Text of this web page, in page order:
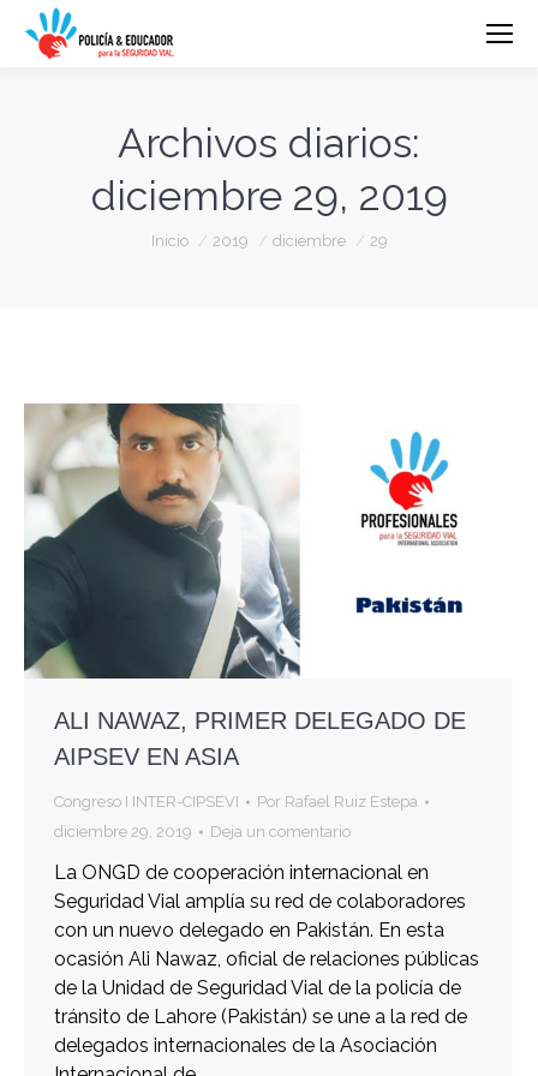
Archivos diarios:
diciembre 29, 2019
Estás aquí:
Inicio 2019 diciembre 29
ALI NAWAZ, PRIMER DELEGADO DE
AIPSEV EN ASIA
Congreso I INTER-CIPSEVI Por Rafael Ruiz Estepa
diciembre 29, 2019
Deja un comentario
La ONGD de cooperación internacional en
Seguridad Vial amplía su red de colaboradores
con un nuevo delegado en Pakistán. En esta
ocasión Ali Nawaz, oficial de relaciones públicas
de la Unidad de Seguridad Vial de la policía de
tránsito de Lahore (Pakistán) se une a la red de
delegados internacionales de la Asociación